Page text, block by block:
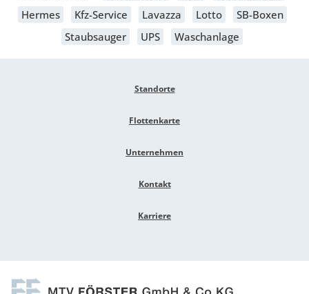
Hermes
Kfz-Service Lavazza Lotto
SB-Boxen
Staubsauger
UPS Waschanlage
Standorte
Flottenkarte
Unternehmen
Kontakt
Karriere